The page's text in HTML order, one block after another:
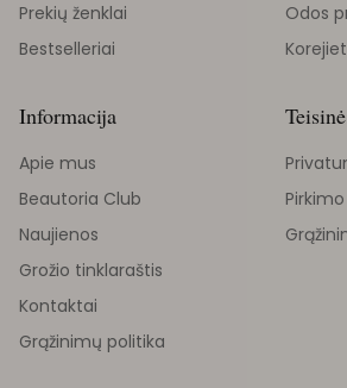
Prekių ženklai
Bestselleriai
Odos
Informacija
Apie mus
Beautoria Club
Naujienos
Grožio tinklaraštis
Kontaktai
Grąžinimų politika